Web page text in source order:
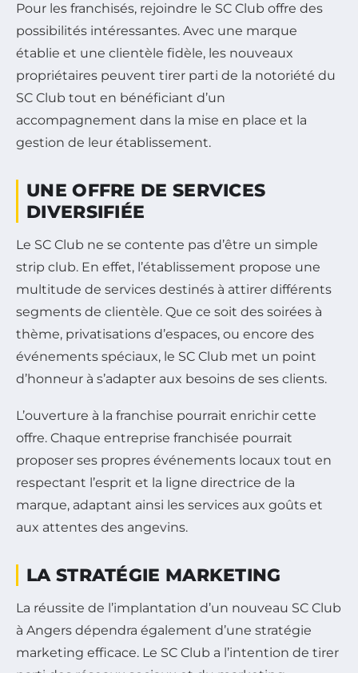
Pour les franchisés, rejoindre le SC Club offre des
possibilités intéressantes. Avec une marque
établie et une clientèle fidèle, les nouveaux
propriétaires peuvent tirer parti de la notoriété du
SC Club tout en bénéficiant d’un
accompagnement dans la mise en place et la
gestion de leur établissement.
UNE OFFRE DE SERVICES
DIVERSIFIÉE
Le SC Club ne se contente pas d’être un simple
strip club. En effet, l’établissement propose une
multitude de services destinés à attirer différents
segments de clientèle. Que ce soit des soirées à
thème, privatisations d’espaces, ou encore des
événements spéciaux, le SC Club met un point
d’honneur à s’adapter aux besoins de ses clients.
L’ouverture à la franchise pourrait enrichir cette
offre. Chaque entreprise franchisée pourrait
proposer ses propres événements locaux tout en
respectant l’esprit et la ligne directrice de la
marque, adaptant ainsi les services aux goûts et
aux attentes des angevins.
LA STRATÉGIE MARKETING
La réussite de l’implantation d’un nouveau SC Club
à Angers dépendra également d’une stratégie
marketing efficace. Le SC Club a l’intention de tirer